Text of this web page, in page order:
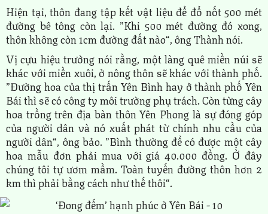
Hiện tại, thôn đang tập kết vật liệu để đổ nốt 500 mét
đường bê tông còn lại. ”Khi 500 mét đường đó xong,
thôn không còn 1cm đường đất nào“, ông Thành nói.
Vị cựu hiệu trưởng nói rằng, một làng quê miền núi sẽ
khác với miền xuôi, ở nông thôn sẽ khác với thành phố.
”Đường hoa của thị trấn Yên Bình hay ở thành phố Yên
Bái thì sẽ có công ty môi trường phụ trách. Còn từng cây
hoa trồng trên địa bàn thôn Yên Phong là sự đóng góp
của người dân và nó xuất phát từ chính nhu cầu của
người dân“, ông bảo. ”Bình thường để có được một cây
hoa mẫu đơn phải mua với giá 40.000 đồng. Ở đây
chúng tôi tự ươm mầm. Toàn tuyến đường thôn hơn 2
km thì phải bằng cách như thế thôi“.